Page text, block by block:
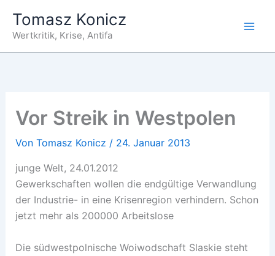
Inhalt
springen
Tomasz Konicz
Wertkritik, Krise, Antifa
Vor Streik in Westpolen
Von Tomasz Konicz / 24. Januar 2013
junge Welt, 24.01.2012
Gewerkschaften wollen die endgültige Verwandlung
der Industrie- in eine Krisenregion verhindern. Schon
jetzt mehr als 200000 Arbeitslose
Die südwestpolnische Woiwodschaft Slaskie steht